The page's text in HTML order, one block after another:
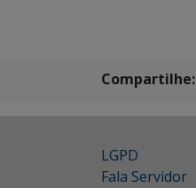
Compartilhe:
LGPD
Fala Servidor